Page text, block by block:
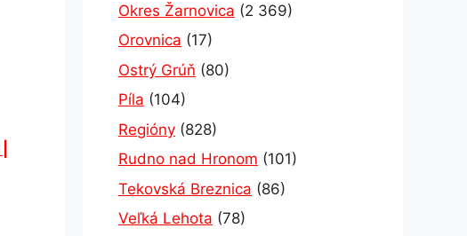
Okres Žarnovica (2 369)
Orovnica (17)
Ostrý Grúň (80)
Píla (104)
Regióny (828)
Rudno nad Hronom (101)
Tekovská Breznica (86)
Veľká Lehota (78)